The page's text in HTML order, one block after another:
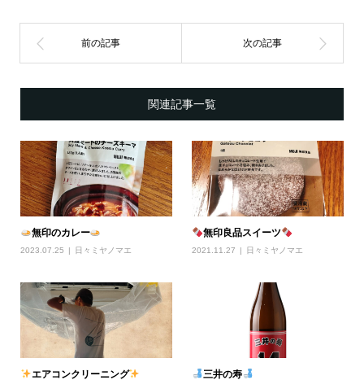
関連記事一覧
無印のカレー
2023.07.25 日々ミヤノマエ
無印良品スイーツ
2021.11.27 日々ミヤノマエ
エアコンクリーニング 三井の寿